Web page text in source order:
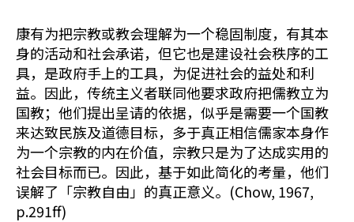
康有为把宗教或教会理解为一个稳固制度，有其本
身的活动和社会承诺，但它也是建设社会秩序的工
具，是政府手上的工具，为促进社会的益处和利
益。因此，传统主义者联同他要求政府把儒教立为
国教；他们提出呈请的依据，似乎是需要一个国教
来达致民族及道德目标，多于真正相信儒家本身作
为一个宗教的内在价值，宗教只是为了达成实用的
社会目标而已。因此，基于如此简化的考量，他们
误解了「宗教自由」的真正意义。(Chow, 1967,
p.291ff)